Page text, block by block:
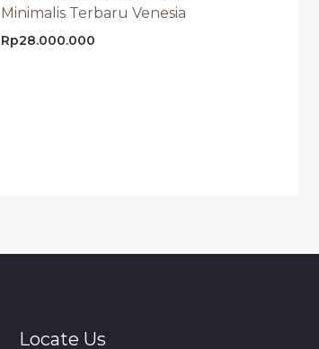
Minimalis Terbaru Venesia
Rp28.000.000
Locate Us